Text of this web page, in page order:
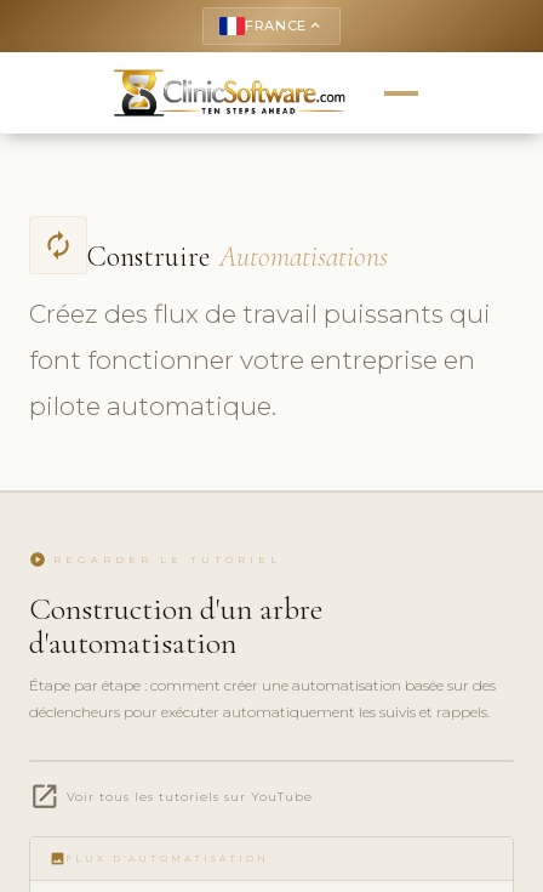
FRANCE keyboard_arrow_up
autorenew Construire Automatisations
Créez des flux de travail puissants qui
font fonctionner votre entreprise en
pilote automatique.
play_circle REGARDER LE TUTORIEL
Construction d'un arbre
d'automatisation
Étape par étape : comment créer une automatisation basée sur des
déclencheurs pour exécuter automatiquement les suivis et rappels.
play_circle_filled
VISITE DES
open_in_new Voir tous les tutoriels sur YouTube
image FLUX D'AUTOMATISATION